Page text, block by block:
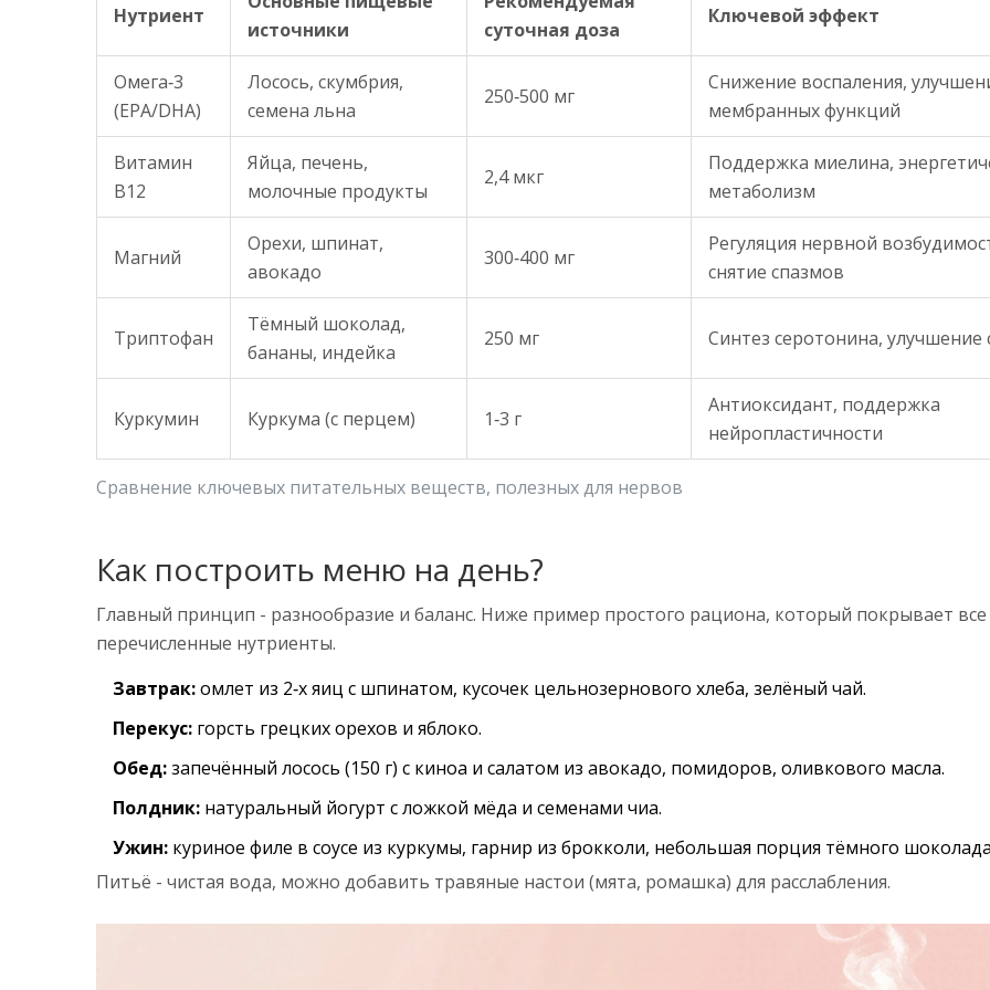
Сравнение ключевых питательных веществ, полезных для нервов
Нутриент
источники
суточная доза
Ключевой эффект
Омега‑3
(EPA/DHA)
Лосось, скумбрия,
семена льна
250‑500 мг
Снижение воспаления,
мембранных функций
Витамин
B12
Яйца, печень,
молочные продукты
2,4 мкг
Поддержка миелина,
метаболизм
Магний
Орехи, шпинат,
авокадо
300‑400 мг
Регуляция нервной
снятие спазмов
Триптофан
Тёмный шоколад,
бананы, индейка
250 мг Синтез серотонина, улучшение
Куркумин Куркума (с перцем) 1‑3 г
Антиоксидант, поддержка
нейропластичности
Как построить меню на день?
Главный принцип - разнообразие и баланс. Ниже пример простого рациона, который покрывает все
перечисленные нутриенты.
Завтрак:омлет из 2‑х яиц с шпинатом, кусочек цельнозернового хлеба, зелёный чай.
Перекус: горсть грецких орехов и яблоко.
Обед:запечённый лосось (150 г) с киноа и салатом из авокадо, помидоров, оливкового масла.
Полдник: натуральный йогурт с ложкой мёда и семенами чиа.
Ужин: куриное филе в соусе из куркумы, гарнир из брокколи, небольшая порция тёмного шоколада
Питьё - чистая вода, можно добавить травяные настои (мята, ромашка) для расслабления.